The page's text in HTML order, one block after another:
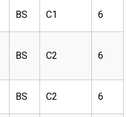
BS C1 6
BS C2 6
BS C2 6